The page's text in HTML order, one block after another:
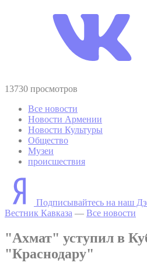
13730 просмотров
Все новости
Новости Армении
Новости Культуры
Общество
Музеи
происшествия
Подписывайтесь на наш
Вестник Кавказа — Все новости
"Ахмат" уступил в
"Краснодару"